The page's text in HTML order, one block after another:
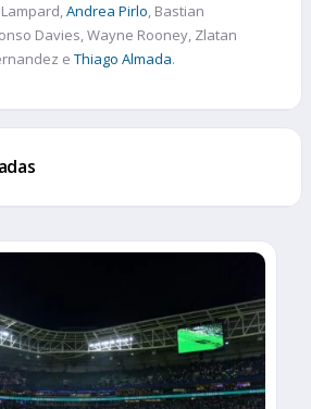
Andrea Pirlo, Bastian
Davies, Wayne Rooney, Zlatan
e Thiago Almada.